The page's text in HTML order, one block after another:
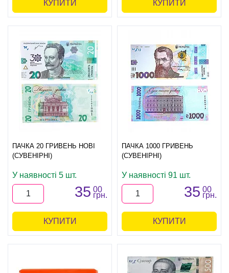
КУПИТИ КУПИТИ
ПАЧКА 20 ГРИВЕНЬ НОВІ
(СУВЕНІРНІ)
У наявності 5 шт.
35 00
грн.
КУПИТИ
ПАЧКА 1000 ГРИВЕНЬ
(СУВЕНІРНІ)
У наявності 91 шт.
35 00
грн.
КУПИТИ